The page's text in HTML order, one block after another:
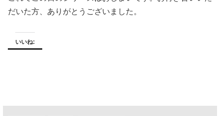
だいた方、ありがとうございました。
いいね: